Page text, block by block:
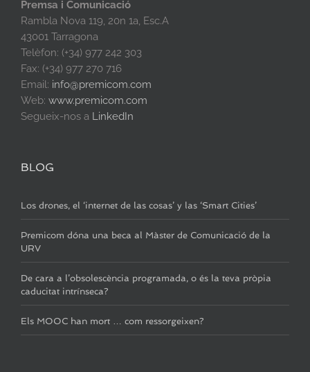
Premsa i Comunicació
Rambla Nova 119, 20n 1a, Esc.A
43001 Tarragona
Telèfon: (+34) 977 242 303
Fax: (+34) 977 270 716
Email: info@premicom.com
Web: www.premicom.com
Segueix-nos a LinkedIn
BLOG
Los drones, el ‘internet de las cosas’ y las ‘Smart Cities’
Premicom dóna una beca al Màster de Comunicació de la
URV
De cara a l’obsolescència programada, o és la teva pròpia
caducitat intrínseca?
Els MOOC han mort … com ressorgeixen?